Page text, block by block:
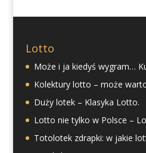
Lotto
Może i ja kiedyś wygram…
Kolektury lotto – może
Duży lotek – Klasyka Lotto.
Lotto nie tylko w Polsce –
Totolotek zdrapki: w jakie